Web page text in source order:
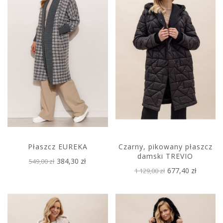
Płaszcz EUREKA
549,00 zł 384,30 zł
Czarny, pikowany płaszcz
damski TREVIO
1 129,00 zł 677,40 zł